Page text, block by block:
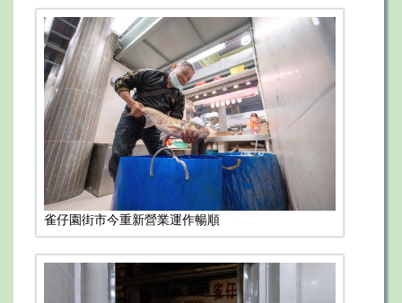
雀仔園街市今重新營業運作暢順